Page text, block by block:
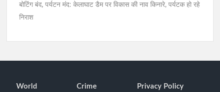
बोटिंग बंद, पर्यटन मंद: केलाघाट डैम पर विकास की नाव किनारे, पर्यटक हो रहे
निराश
World Crime Privacy Policy